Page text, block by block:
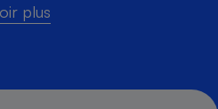
plus